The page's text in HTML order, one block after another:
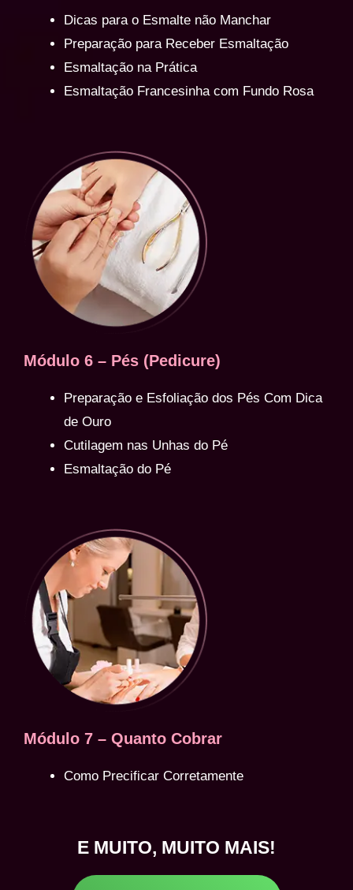
Dicas para o Esmalte não Manchar
Preparação para Receber Esmaltação
Esmaltação na Prática
Esmaltação Francesinha com Fundo Rosa
Módulo 6 – Pés (Pedicure)
Preparação e Esfoliação dos Pés Com Dica
de Ouro
Cutilagem nas Unhas do Pé
Esmaltação do Pé
Módulo 7 – Quanto Cobrar
Como Precificar Corretamente
E MUITO, MUITO MAIS!